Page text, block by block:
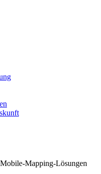
Mapping-Lösungen